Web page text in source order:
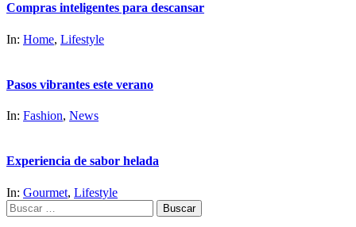
Compras inteligentes para descansar
In: Home, Lifestyle
Pasos vibrantes este verano
In: Fashion, News
Experiencia de sabor helada
In: Gourmet, Lifestyle
Buscar: